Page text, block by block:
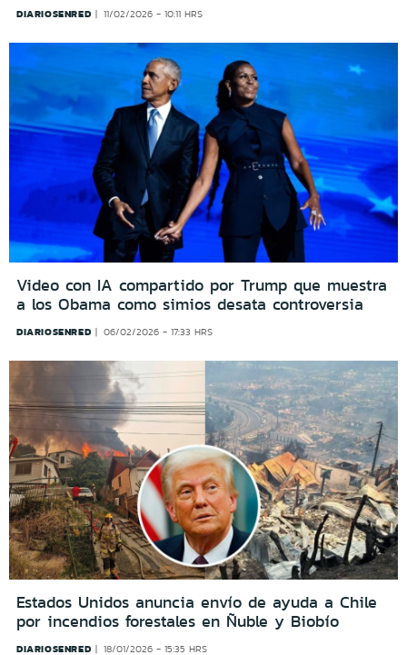
DIARIOSENRED 11/02/2026 - 10:11 HRS
Video con IA compartido por Trump que muestra
a los Obama como simios desata controversia
DIARIOSENRED 06/02/2026 - 17:33 HRS
Estados Unidos anuncia envío de ayuda a Chile
por incendios forestales en Ñuble y Biobío
DIARIOSENRED 18/01/2026 - 15:35 HRS